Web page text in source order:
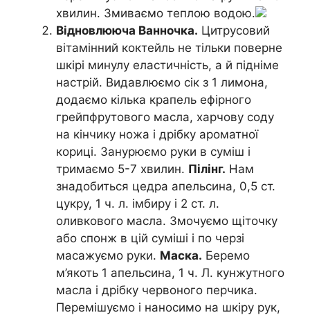
хвилин. Змиваємо теплою водою.
Відновлююча Ванночка. Цитрусовий
вітамінний коктейль не тільки поверне
шкірі минулу еластичність, а й підніме
настрій. Видавлюємо сік з 1 лимона,
додаємо кілька крапель ефірного
грейпфрутового масла, харчову соду
на кінчику ножа і дрібку ароматної
кориці. Занурюємо руки в суміш і
тримаємо 5-7 хвилин. Пілінг. Нам
знадобиться цедра апельсина, 0,5 ст.
цукру, 1 ч. л. імбиру і 2 ст. л.
оливкового масла. Змочуємо щіточку
або спонж в цій суміші і по черзі
масажуємо руки. Маска. Беремо
м’якоть 1 апельсина, 1 ч. Л. кунжутного
масла і дрібку червоного перчика.
Перемішуємо і наносимо на шкіру рук,